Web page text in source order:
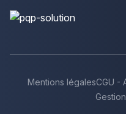
Mentions légalesCGU -